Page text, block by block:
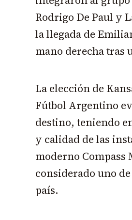
Rodrigo De Paul y
la llegada de
mano derecha tras
La elección de
Fútbol Argentino
destino, teniendo
y calidad de las
moderno Compass
considerado uno
país.